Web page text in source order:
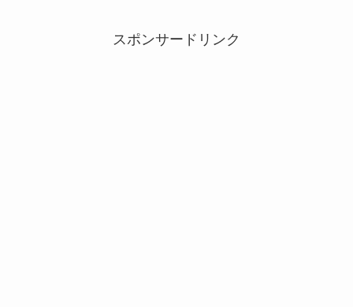
スポンサードリンク